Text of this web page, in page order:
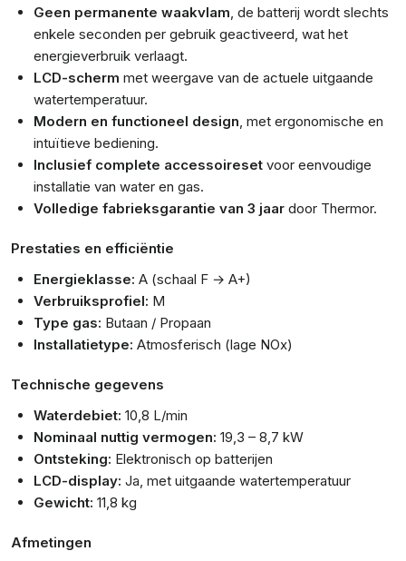
Geen permanente waakvlam, de batterij wordt slechts
enkele seconden per gebruik geactiveerd, wat het
energieverbruik verlaagt.
LCD-scherm met weergave van de actuele uitgaande
watertemperatuur.
Modern en functioneel design, met ergonomische en
intuïtieve bediening.
Inclusief complete accessoireset voor eenvoudige
installatie van water en gas.
Volledige fabrieksgarantie van 3 jaar door Thermor.
Prestaties en efficiëntie
Energieklasse: A (schaal F → A+)
Verbruiksprofiel: M
Type gas: Butaan / Propaan
Installatietype: Atmosferisch (lage NOx)
Technische gegevens
Waterdebiet: 10,8 L/min
Nominaal nuttig vermogen: 19,3 – 8,7 kW
Ontsteking: Elektronisch op batterijen
LCD-display: Ja, met uitgaande watertemperatuur
Gewicht: 11,8 kg
Afmetingen